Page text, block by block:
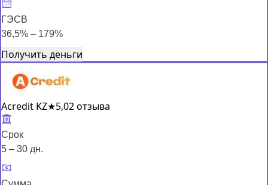
ГЭСВ
36,5% – 179%
Получить деньги
Acredit KZ★5,02 отзыва
Срок
5 – 30 дн.